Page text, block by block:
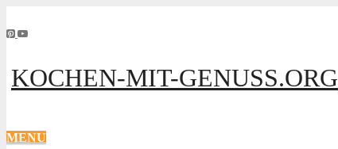
KOCHEN-MIT-GENUSS.ORG
MENU